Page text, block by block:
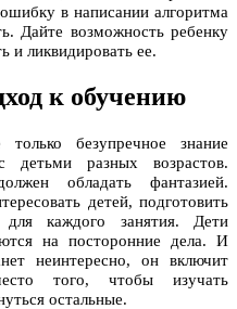
в написании алгоритма
Дайте возможность ребенку
и ликвидировать ее.
к обучению
безупречное знание
разных возрастов.
обладать фантазией.
детей, подготовить
каждого занятия. Дети
на посторонние дела. И
неинтересно, он включит
того, чтобы изучать
остальные.